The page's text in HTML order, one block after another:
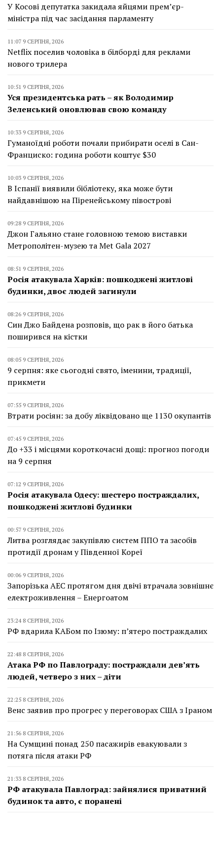
У Косові депутатка закидала яйцями прем’єр-
міністра під час засідання парламенту
11:07 9 СЕРПНЯ, 2026
Netflix поселив чоловіка в білборді для реклами
нового трилера
10:51 9 СЕРПНЯ, 2026
Уся президентська рать – як Володимир
Зеленський оновлював свою команду
10:33 9 СЕРПНЯ, 2026
Гуманоїдні роботи почали прибирати оселі в Сан-
Франциско: година роботи коштує $30
10:03 9 СЕРПНЯ, 2026
В Іспанії виявили бібліотеку, яка може бути
найдавнішою на Піренейському півострові
09:28 9 СЕРПНЯ, 2026
Джон Гальяно стане головною темою виставки
Метрополітен-музею та Met Gala 2027
08:51 9 СЕРПНЯ, 2026
Росія атакувала Харків: пошкоджені житлові
будинки, двоє людей загинули
08:26 9 СЕРПНЯ, 2026
Син Джо Байдена розповів, що рак в його батька
поширився на кістки
08:05 9 СЕРПНЯ, 2026
9 серпня: яке сьогодні свято, іменини, традиції,
прикмети
07:55 9 СЕРПНЯ, 2026
Втрати росіян: за добу ліквідовано ще 1130 окупантів
07:45 9 СЕРПНЯ, 2026
До +33 і місцями короткочасні дощі: прогноз погоди
на 9 серпня
07:12 9 СЕРПНЯ, 2026
Росія атакувала Одесу: шестеро постраждалих,
пошкоджені житлові будинки
00:57 9 СЕРПНЯ, 2026
Литва розглядає закупівлю систем ППО та засобів
протидії дронам у Південної Кореї
00:06 9 СЕРПНЯ, 2026
Запорізька АЕС протягом дня двічі втрачала зовнішнє
електроживлення – Енергоатом
23:24 8 СЕРПНЯ, 2026
РФ вдарила КАБом по Ізюму: п’ятеро постраждалих
22:48 8 СЕРПНЯ, 2026
Атака РФ по Павлограду: постраждали дев’ять
людей, четверо з них – діти
22:25 8 СЕРПНЯ, 2026
Венс заявив про прогрес у переговорах США з Іраном
21:56 8 СЕРПНЯ, 2026
На Сумщині понад 250 пасажирів евакуювали з
потяга після атаки РФ
21:33 8 СЕРПНЯ, 2026
РФ атакувала Павлоград: зайнялися приватний
будинок та авто, є поранені